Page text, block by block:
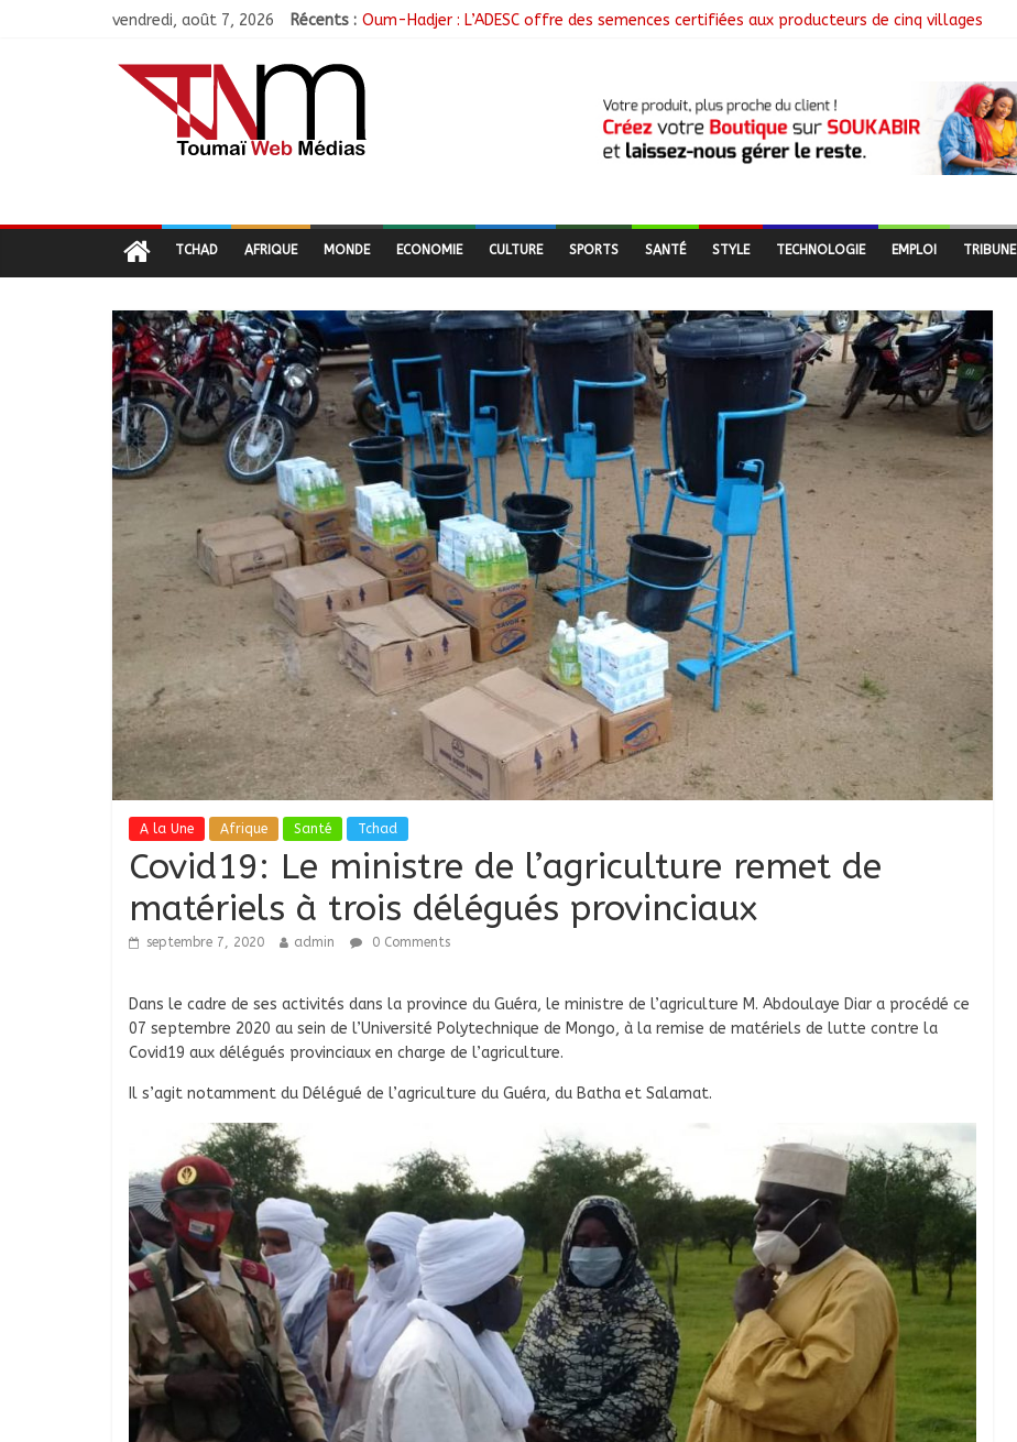
vendredi, août 7, 2026 Récents : Oum-Hadjer : L’ADESC offre des semences certifiées aux producteurs de cinq villages
Coopération aérienne : Air France salue les progrès du Tchad en matière de sûreté
Nigeria : 308 otages libérés lors d’une vaste opération de sauvetage
TCHAD AFRIQUE MONDE ECONOMIE CULTURE SPORTS SANTÉ STYLE TECHNOLOGIE EMPLOI TRIBUNE
A la Une Afrique Santé Tchad
Covid19: Le ministre de l’agriculture remet de
matériels à trois délégués provinciaux
septembre 7, 2020 admin 0 Comments
Dans le cadre de ses activités dans la province du Guéra, le ministre de l’agriculture M. Abdoulaye Diar a procédé ce
07 septembre 2020 au sein de l’Université Polytechnique de Mongo, à la remise de matériels de lutte contre la
Covid19 aux délégués provinciaux en charge de l’agriculture.
Il s’agit notamment du Délégué de l’agriculture du Guéra, du Batha et Salamat.